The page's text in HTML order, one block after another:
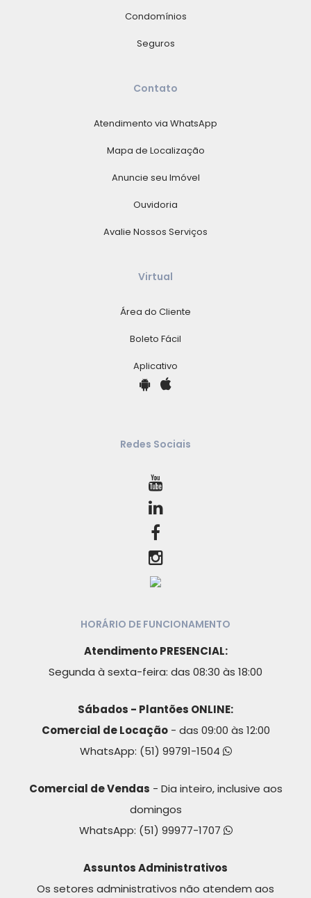
Condomínios
Seguros
Contato
Atendimento via WhatsApp
Mapa de Localização
Anuncie seu Imóvel
Ouvidoria
Avalie Nossos Serviços
Virtual
Área do Cliente
Boleto Fácil
Aplicativo
Redes Sociais
HORÁRIO DE FUNCIONAMENTO
Atendimento PRESENCIAL:
Segunda à sexta-feira: das 08:30 às 18:00
Sábados - Plantões ONLINE:
Comercial de Locação- das 09:00 às 12:00
WhatsApp: (51) 99791-1504
Comercial de Vendas - Dia inteiro, inclusive aos
domingos
WhatsApp: (51) 99977-1707
Assuntos Administrativos
Os setores administrativos não atendem aos